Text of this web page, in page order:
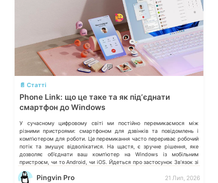
💬
📄 Статті
Phone Link: що це таке та як підʼєднати
смартфон до Windows
У сучасному цифровому світі ми постійно перемикаємося між
різними пристроями: смартфоном для дзвінків та повідомлень і
компʼютером для роботи. Це перемикання часто перериває робочий
потік та змушує відволікатися. На щастя, є зручне рішення, яке
дозволяє обʼєднати ваш компʼютер на Windows із мобільним
пристроєм, чи то Android, чи iOS. Йдеться про застосунок Звʼязок зі
смартфоном (Phone Link) від Microsoft, що перетворює ваш ПК на
своєрідний «міст» до функцій смартфона.
Pingvin Pro 21 Лип, 2026